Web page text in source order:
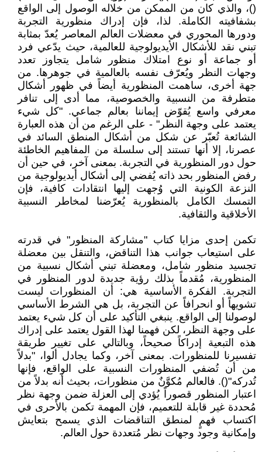
()، والذي كان من الممكن من خلاله الوصول إلى الواقع
بشفافيته الكاملة. لذا، فإن إدراك منظورية التجربة
ودورها المحوري في معضلات العالم المعاصر يُعدّ بمثابة
تبني نقد للأشكال الأيديولوجية للعالمية، حيث يدّعي فرد
أو جماعة أو نوع امتلاك منظور شامل يتجاوز تعدد
وجهات النظر ويُعرّف نفسه بالعالمية في جوهرها. من
جهة أخرى، ساهمت المنظورية أيضاً في ظهور أشكال
متطرفة من النسبية والخصوصية، مما أدى إلى تنافر
معرفي واسع يُقوّض إيماننا بعالم جماعي. "كل شيء
يعتمد على وجهة النظر" - على الرغم من أن هذه العبارة
الشائعة تُعبّر عن شكل من أشكال المنطق السائد في
عصرنا، إلا أنها تستند إلى سلسلة من المفاهيم الخاطئة
حول دور المنظورية في التجربة. بمعنى آخر، في حين أن
رفض المنظور بحد ذاته يُفضي إلى أشكال أيديولوجية من
النزعة الكونية التي وُجهت إليها انتقادات كافية، فإن
التمسك الكامل بالمنظورية يُعرّضنا لمخاطر النسبية
الأخلاقية والثقافية.
تكمن إحدى مزايا كتاب "مشاركة المنظور" في قدرته
على استيعاب جوانب هذا التناقض، والتنقل بين معضلة
تجسيد منظور شامل، ومعضلة تبني أشكال نسبية من
المنظورية، مُقدماً بذلك رؤية جديدة لدور المنظور في
التجربة. الفكرة الأساسية هي: أن المنظورات ليست
تشويهاً أو انحرافاً عن التجربة، بل هي الشرط الأساسي
لوصولنا إلى الواقع. ينبغي التأكيد على أن كل شيء يعتمد
على وجهة النظر، لكن فهمنا لهذا القول يعتمد على إدراك
هذه التبعية إدراكاً صحيحاً، وبالتالي على تغيير طريقة
تفسيرنا للمنظورات. بمعنى آخر، وكما يجادل ألوا، "بدلاً
من أن تُضفي المنظورات النسبية على الواقع، فإنها
تُدركه"(). فالعالم مُكوَّنٌ من منظورات، بحيث أنه بدلاً من
اعتبار المنظور قصوراً يُؤدي إلى العزلة ضمن وجهة نظر
مُحددة غير قابلة للتعميم، فإن المهمة تكمن بالأحرى في
اكتساب فهمٍ لمنطق التناقضات الذي يسمح بتعايش
وإمكانية وجود وجهات نظر مُتعددة حول العالم.